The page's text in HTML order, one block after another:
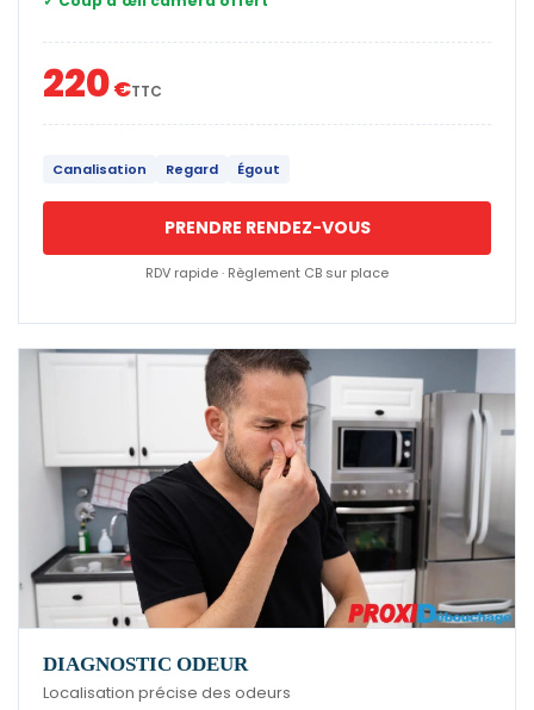
220€TTC
Canalisation Regard Égout
PRENDRE RENDEZ-VOUS
RDV rapide · Règlement CB sur place
DIAGNOSTIC ODEUR
Localisation précise des odeurs